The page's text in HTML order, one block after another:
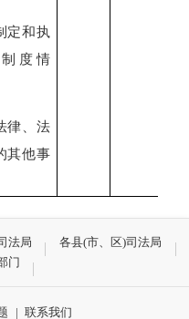
定和执
度情
律、法
其他事
法局
各县(市、区)司法局
门
| 联系我们